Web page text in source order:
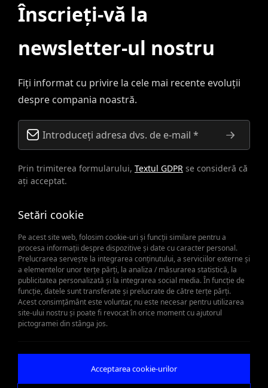
Înscrieți-vă la
newsletter-ul nostru
Fiți informat cu privire la cele mai recente evoluții
despre compania noastră.
Prin trimiterea formularului, Textul GDPR se consideră că
ați acceptat.
Când piesele de schimb sunt
importante
Setări cookie
Pe acest site web, folosim cookie-uri și funcții similare pentru a
procesa informații despre dispozitive și date cu caracter personal.
Prelucrarea servește la integrarea conținutului, a serviciilor externe și
a elementelor unor terțe părți, la analiza / măsurarea statistică, la
publicitatea personalizată și la integrarea social media. În funcție de
funcție, datele sunt transferate și prelucrate de către terțe părți.
Acest consimțământ este voluntar, nu este necesar pentru utilizarea
site-ului nostru și poate fi revocat în orice moment cu ajutorul
pictogramei din stânga jos.
Acceptarea cookie-urilor